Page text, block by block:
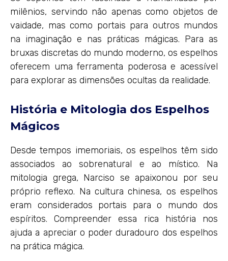
milênios, servindo não apenas como objetos de
vaidade, mas como portais para outros mundos
na imaginação e nas práticas mágicas. Para as
bruxas discretas do mundo moderno, os espelhos
oferecem uma ferramenta poderosa e acessível
para explorar as dimensões ocultas da realidade.
História e Mitologia dos Espelhos
Mágicos
Desde tempos imemoriais, os espelhos têm sido
associados ao sobrenatural e ao místico. Na
mitologia grega, Narciso se apaixonou por seu
próprio reflexo. Na cultura chinesa, os espelhos
eram considerados portais para o mundo dos
espíritos. Compreender essa rica história nos
ajuda a apreciar o poder duradouro dos espelhos
na prática mágica.